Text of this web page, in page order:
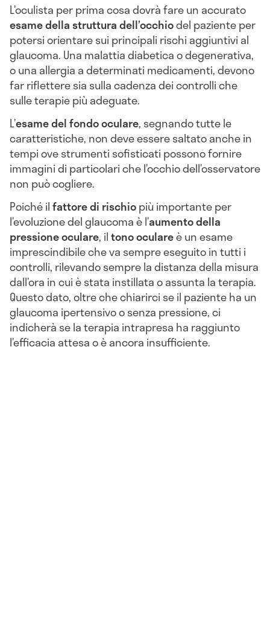
L’oculista per prima cosa dovrà fare un accurato
esame della struttura dell’occhiodel paziente per
potersi orientare sui principali rischi aggiuntivi al
glaucoma. Una malattia diabetica o degenerativa,
o una allergia a determinati medicamenti, devono
far riflettere sia sulla cadenza dei controlli che
sulle terapie più adeguate.
L’esame del fondo oculare, segnando tutte le
caratteristiche, non deve essere saltato anche in
tempi ove strumenti sofisticati possono fornire
immagini di particolari che l’occhio dell’osservatore
non può cogliere.
Poiché ilfattore di rischiopiù importante per
l’evoluzione del glaucoma è l’aumento della
pressione oculare, iltono oculareè un esame
imprescindibile che va sempre eseguito in tutti i
controlli, rilevando sempre la distanza della misura
dall’ora in cui è stata instillata o assunta la terapia.
Questo dato, oltre che chiarirci se il paziente ha un
glaucoma ipertensivo o senza pressione, ci
indicherà se la terapia intrapresa ha raggiunto
l’efficacia attesa o è ancora insufficiente.